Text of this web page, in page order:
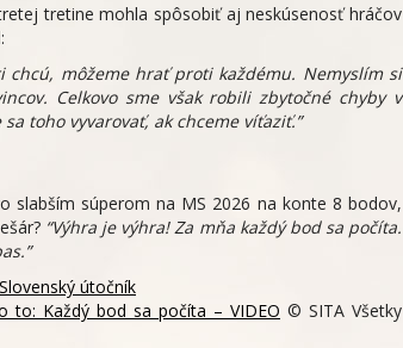
tretine mohla spôsobiť aj neskúsenosť hráčov
chcú, môžeme hrať proti každému. Nemyslím si
Celkovo sme však robili zbytočné chyby v
toho vyvarovať, ak chceme víťaziť.”
slabším súperom na MS 2026 na konte 8 bodov,
“Výhra je výhra! Za mňa každý bod sa počíta.
Slovenský útočník
to: Každý bod sa počíta – VIDEO © SITA Všetky